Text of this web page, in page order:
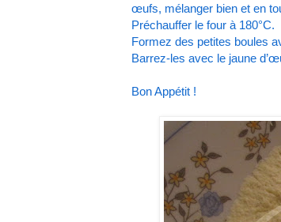
œufs, mélanger bien et en
Préchauffer le four à 180°C.
Formez des petites boules
Barrez-les avec le jaune
Bon Appétit !